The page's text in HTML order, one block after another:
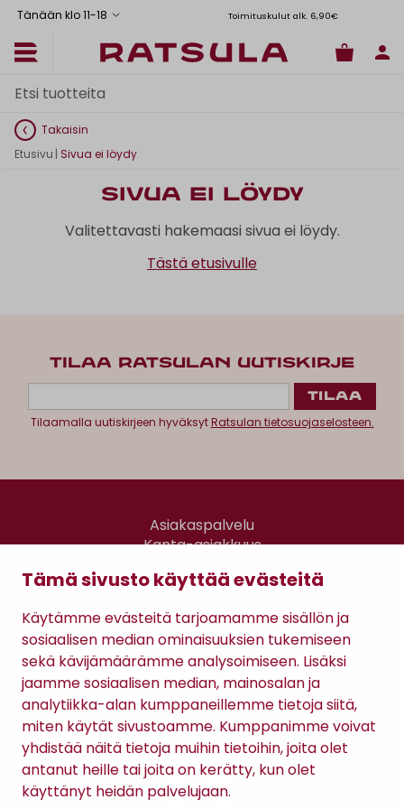
Tämä sivusto käyttää evästeitä
Käytämme evästeitä tarjoamamme sisällön ja
sosiaalisen median ominaisuuksien tukemiseen
sekä kävijämäärämme analysoimiseen. Lisäksi
jaamme sosiaalisen median, mainosalan ja
analytiikka-alan kumppaneillemme tietoja siitä,
miten käytät sivustoamme. Kumppanimme voivat
yhdistää näitä tietoja muihin tietoihin, joita olet
antanut heille tai joita on kerätty, kun olet
käyttänyt heidän palvelujaan.
Tänään klo 11-18 Toimituskulut alk. 6,90€
Takaisin
Etusivu | Sivua ei löydy
Sivua ei löydy
Valitettavasti hakemaasi sivua ei löydy.
Tästä etusivulle
TILAA RATSULAN UUTISKIRJE
Tilaamalla uutiskirjeen hyväksytRatsulan tietosuojaselosteen.
Asiakaspalvelu
Kanta-asiakkuus
Gomee Ratsula Café
Sopimusehdot
Tietosuojaseloste
Maksutavat